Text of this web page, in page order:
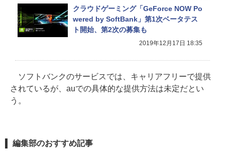
クラウドゲーミング「GeForce NOW Po
wered by SoftBank」第1次ベータテス
ト開始、第2次の募集も
2019年12月17日 18:35
ソフトバンクのサービスでは、キャリアフリーで提供
されているが、auでの具体的な提供方法は未定だとい
う。
編集部のおすすめ記事